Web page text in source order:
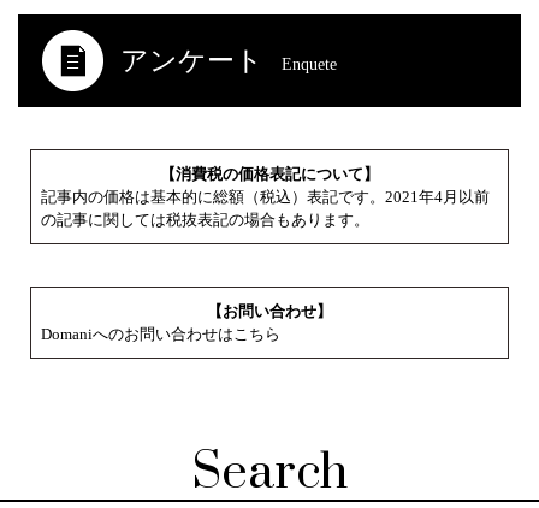
アンケート Enquete
【消費税の価格表記について】
記事内の価格は基本的に総額（税込）表記です。2021年4月以前
の記事に関しては税抜表記の場合もあります。
【お問い合わせ】
Domaniへのお問い合わせはこちら
Search